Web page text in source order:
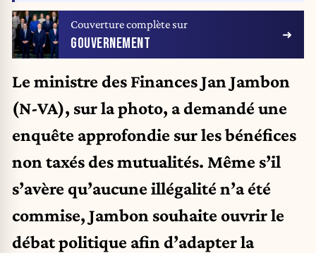
Couverture complète sur
GOUVERNEMENT
Le ministre des Finances Jan Jambon
(N-VA), sur la photo, a demandé une
enquête approfondie sur les bénéfices
non taxés des mutualités. Même s’il
s’avère qu’aucune illégalité n’a été
commise, Jambon souhaite ouvrir le
débat politique afin d’adapter la